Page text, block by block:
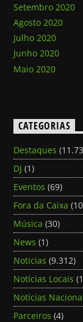
Setembro 2020
Agosto 2020
Julho 2020
Junho 2020
Maio 2020
CATEGORIAS
Destaques
DJ (1)
Eventos (69)
Fora da Caixa
Música (30)
News (1)
Noticias (9.312)
Notícias Locais
Notícias
Parceiros (4)